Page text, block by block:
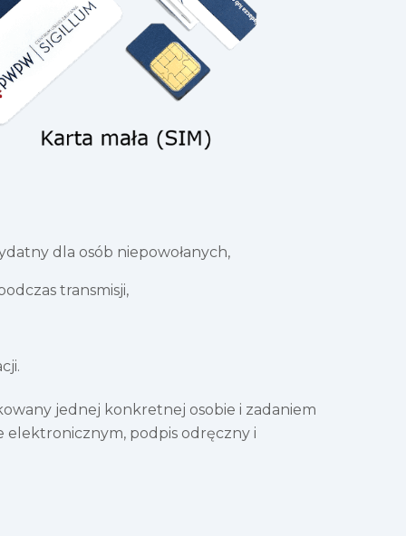
dla osób niepowołanych,
transmisji,
jednej konkretnej osobie i zadaniem
elektronicznym, podpis odręczny i